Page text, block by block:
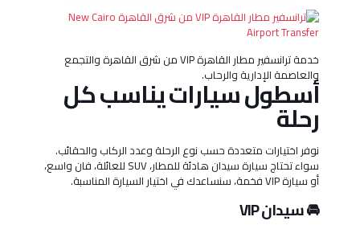
خدمة ترانسفير مطار القاهرة VIP من شرق القاهرة والتجمع
والعاصمة الإدارية والرحاب.
أسطول سيارات يناسب كل
رحلة
نوفر اختيارات متعددة حسب نوع الرحلة وعدد الركاب والحقائب.
سواء تحتاج سيارة سيدان هادئة للمطار، SUV للعائلة، فان واسع،
أو سيارة VIP فخمة، سنساعدك في اختيار السيارة المناسبة.
🚘 سيدان VIP